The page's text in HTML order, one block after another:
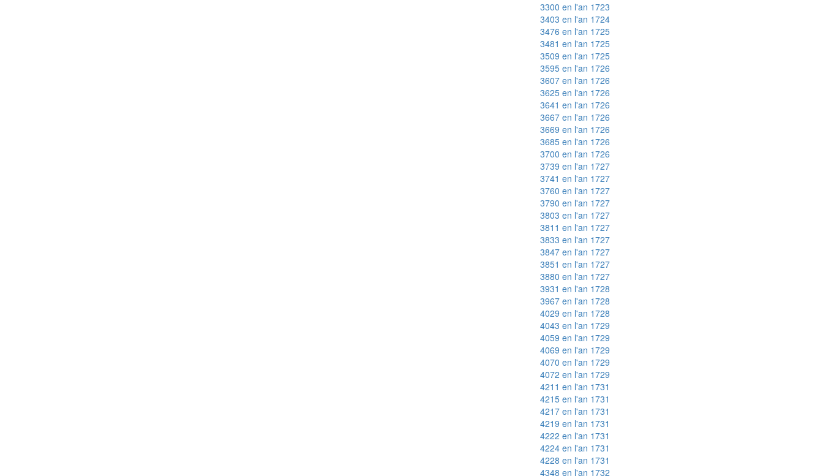
3300 en l'an 1723
3403 en l'an 1724
3476 en l'an 1725
3481 en l'an 1725
3509 en l'an 1725
3595 en l'an 1726
3607 en l'an 1726
3625 en l'an 1726
3641 en l'an 1726
3667 en l'an 1726
3669 en l'an 1726
3685 en l'an 1726
3700 en l'an 1726
3739 en l'an 1727
3741 en l'an 1727
3760 en l'an 1727
3790 en l'an 1727
3803 en l'an 1727
3811 en l'an 1727
3833 en l'an 1727
3847 en l'an 1727
3851 en l'an 1727
3880 en l'an 1727
3931 en l'an 1728
3967 en l'an 1728
4029 en l'an 1728
4043 en l'an 1729
4059 en l'an 1729
4069 en l'an 1729
4070 en l'an 1729
4072 en l'an 1729
4211 en l'an 1731
4215 en l'an 1731
4217 en l'an 1731
4219 en l'an 1731
4222 en l'an 1731
4224 en l'an 1731
4228 en l'an 1731
4348 en l'an 1732